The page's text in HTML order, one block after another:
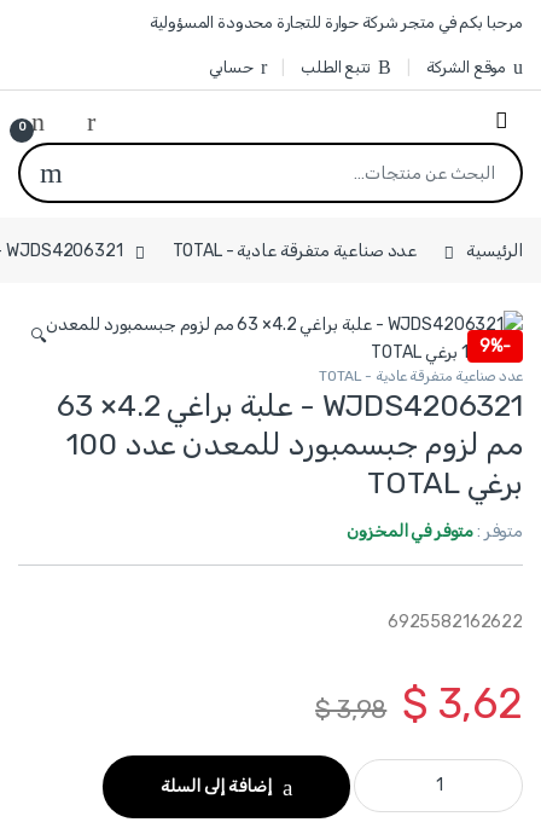
Skip to navigation
Skip to content
مرحبا بكم في متجر شركة حوارة للتجارة محدودة المسؤولية
موقع الشركة تتبع الطلب حسابي
0
البحث عن:
الرئيسية عدد صناعية متفرقة عادية - TOTAL WJDS4206321 - علبة براغي 4.2× 63 مم لزوم جبسمبورد للمعدن عدد 100 برغي TOTAL
-
9%
🔍
عدد صناعية متفرقة عادية - TOTAL
WJDS4206321 - علبة براغي 4.2× 63
مم لزوم جبسمبورد للمعدن عدد 100
برغي TOTAL
متوفر :متوفر في المخزون
6925582162622
$ 3,62
$3,98
WJDS4206321 - علبة براغي 4.2× 63 مم لزوم جبسمبورد للمعدن عدد 100 برغي TOTAL quantity
إضافة إلى السلة